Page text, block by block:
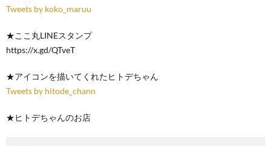
Tweets by koko_maruu
★ここ丸LINEスタンプ
https://x.gd/QTveT
★アイコンを描いてくれたヒトデちゃん
Tweets by hitode_chann
★ヒトデちゃんのお店